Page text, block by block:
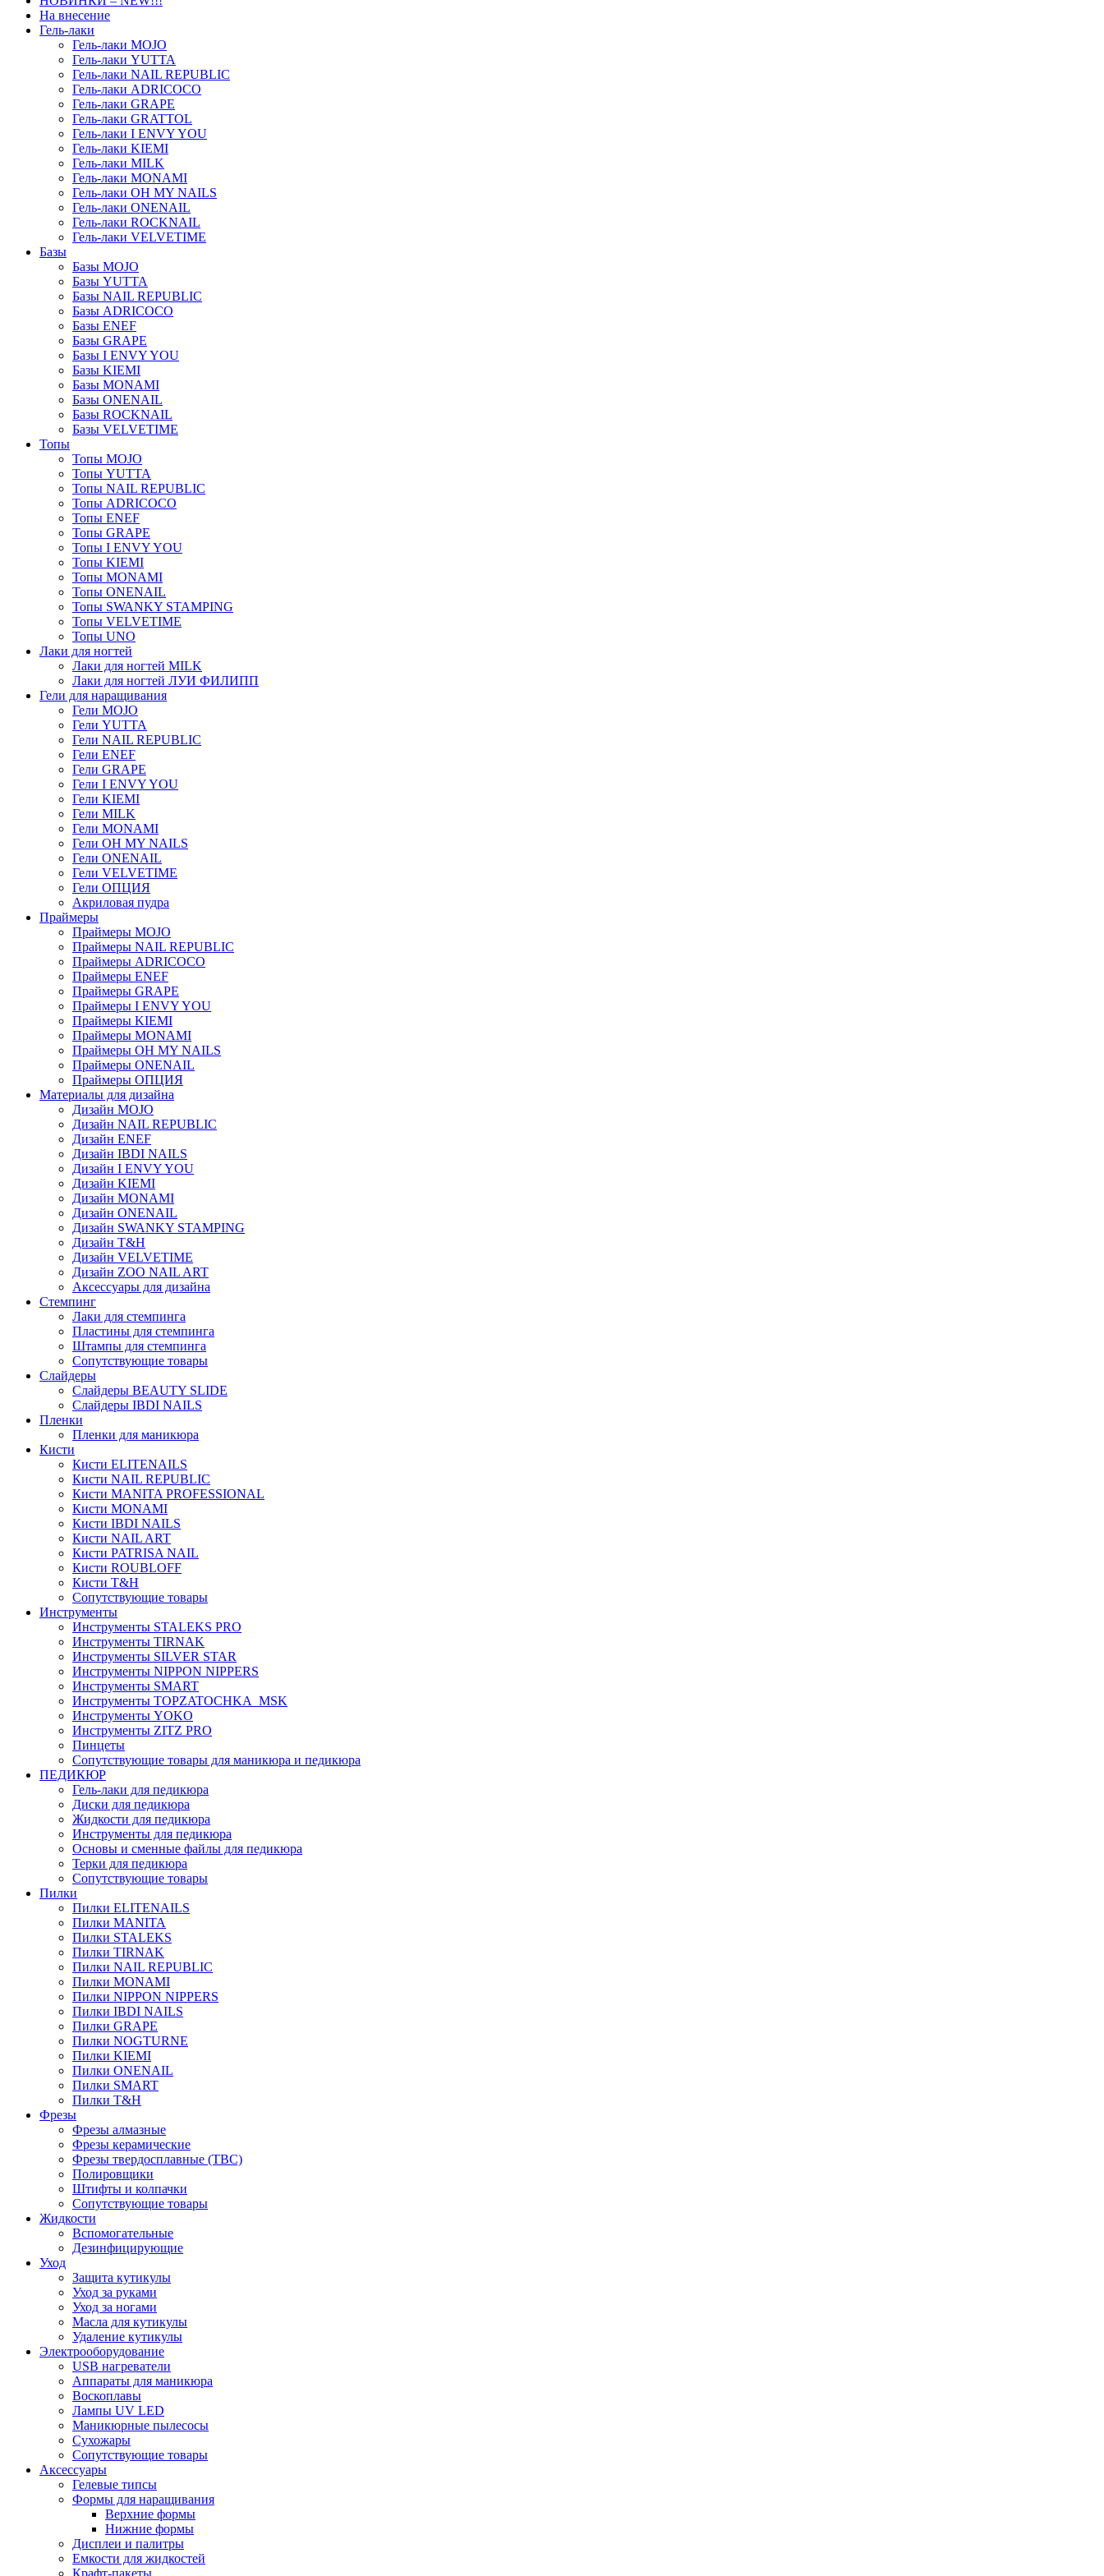
На внесение
Гель-лаки
Гель-лаки MOJO
Гель-лаки YUTTA
Гель-лаки NAIL REPUBLIC
Гель-лаки ADRICOCO
Гель-лаки GRAPE
Гель-лаки GRATTOL
Гель-лаки I ENVY YOU
Гель-лаки KIEMI
Гель-лаки MILK
Гель-лаки MONAMI
Гель-лаки OH MY NAILS
Гель-лаки ONENAIL
Гель-лаки ROCKNAIL
Гель-лаки VELVETIME
Базы
Базы MOJO
Базы YUTTA
Базы NAIL REPUBLIC
Базы ADRICOCO
Базы ENEF
Базы GRAPE
Базы I ENVY YOU
Базы KIEMI
Базы MONAMI
Базы ONENAIL
Базы ROCKNAIL
Базы VELVETIME
Топы
Топы MOJO
Топы YUTTA
Топы NAIL REPUBLIC
Топы ADRICOCO
Топы ENEF
Топы GRAPE
Топы I ENVY YOU
Топы KIEMI
Топы MONAMI
Топы ONENAIL
Топы SWANKY STAMPING
Топы VELVETIME
Топы UNO
Лаки для ногтей
Лаки для ногтей MILK
Лаки для ногтей ЛУИ ФИЛИПП
Гели для наращивания
Гели MOJO
Гели YUTTA
Гели NAIL REPUBLIC
Гели ENEF
Гели GRAPE
Гели I ENVY YOU
Гели KIEMI
Гели MILK
Гели MONAMI
Гели OH MY NAILS
Гели ONENAIL
Гели VELVETIME
Гели ОПЦИЯ
Акриловая пудра
Праймеры
Праймеры MOJO
Праймеры NAIL REPUBLIC
Праймеры ADRICOCO
Праймеры ENEF
Праймеры GRAPE
Праймеры I ENVY YOU
Праймеры KIEMI
Праймеры MONAMI
Праймеры OH MY NAILS
Праймеры ONENAIL
Праймеры ОПЦИЯ
Материалы для дизайна
Дизайн MOJO
Дизайн NAIL REPUBLIC
Дизайн ENEF
Дизайн IBDI NAILS
Дизайн I ENVY YOU
Дизайн KIEMI
Дизайн MONAMI
Дизайн ONENAIL
Дизайн SWANKY STAMPING
Дизайн T&H
Дизайн VELVETIME
Дизайн ZOO NAIL ART
Аксессуары для дизайна
Стемпинг
Лаки для стемпинга
Пластины для стемпинга
Штампы для стемпинга
Сопутствующие товары
Слайдеры
Слайдеры BEAUTY SLIDE
Слайдеры IBDI NAILS
Пленки
Пленки для маникюра
Кисти
Кисти ELITENAILS
Кисти NAIL REPUBLIC
Кисти MANITA PROFESSIONAL
Кисти MONAMI
Кисти IBDI NAILS
Кисти NAIL ART
Кисти PATRISA NAIL
Кисти ROUBLOFF
Кисти T&H
Сопутствующие товары
Инструменты
Инструменты STALEKS PRO
Инструменты TIRNAK
Инструменты SILVER STAR
Инструменты NIPPON NIPPERS
Инструменты SMART
Инструменты TOPZATOCHKA_MSK
Инструменты YOKO
Инструменты ZITZ PRO
Пинцеты
Сопутствующие товары для маникюра и педикюра
ПЕДИКЮР
Гель-лаки для педикюра
Диски для педикюра
Жидкости для педикюра
Инструменты для педикюра
Основы и сменные файлы для педикюра
Терки для педикюра
Сопутствующие товары
Пилки
Пилки ELITENAILS
Пилки MANITA
Пилки STALEKS
Пилки TIRNAK
Пилки NAIL REPUBLIC
Пилки MONAMI
Пилки NIPPON NIPPERS
Пилки IBDI NAILS
Пилки GRAPE
Пилки NOGTURNE
Пилки KIEMI
Пилки ONENAIL
Пилки SMART
Пилки T&H
Фрезы
Фрезы алмазные
Фрезы керамические
Фрезы твердосплавные (ТВС)
Полировщики
Штифты и колпачки
Сопутствующие товары
Жидкости
Вспомогательные
Дезинфицирующие
Уход
Защита кутикулы
Уход за руками
Уход за ногами
Масла для кутикулы
Удаление кутикулы
Электрооборудование
USB нагреватели
Аппараты для маникюра
Воскоплавы
Лампы UV LED
Маникюрные пылесосы
Сухожары
Сопутствующие товары
Аксессуары
Гелевые типсы
Формы для наращивания
Верхние формы
Нижние формы
Дисплеи и палитры
Емкости для жидкостей
Крафт-пакеты